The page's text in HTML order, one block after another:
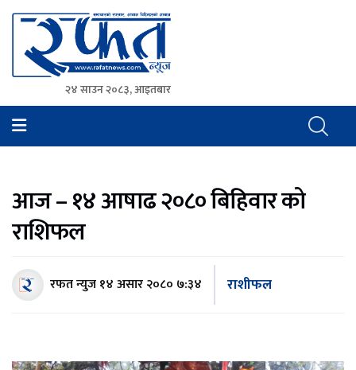
Rafat News
समाचारको रफ्तार, आवाज बिहिनहरुको आवाज
२४ साउन २०८३, आइतबार
आज – १४ आषाढ २०८० बिहिवार को
राशिफल
रफत न्युज१४ असार २०८० ७:३४ राशीफल